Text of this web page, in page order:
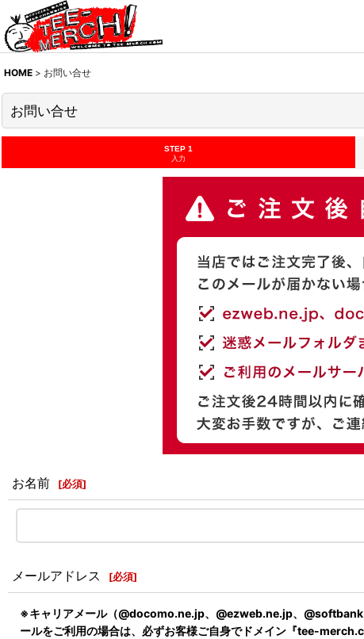
HOME > お問い合せ
お問い合せ
STEP 1
入力
お名前 [必須]
メールアドレス [必須]
※キャリアメール（@docomo.ne.jp、@ezweb.ne.jp、
ールをご利用の場合は、必ずお客様ご自身でドメイン『tee-